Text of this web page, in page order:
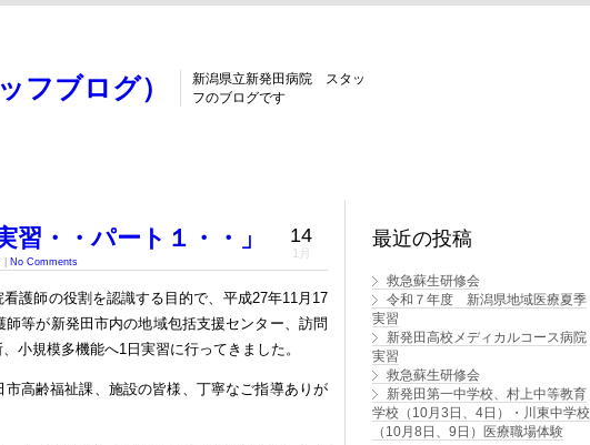
フブログ）
新潟県立新発田病院 スタッ
フのブログです
14
1月
習・・パート１・・」
No Comments
護師の役割を認識する目的で、平成27年11月17
師等が新発田市内の地域包括支援センター、訪問
小規模多機能へ1日実習に行ってきました。
高齢福祉課、施設の皆様、丁寧なご指導ありが
最近の投稿
救急蘇生研修会
令和７年度 新潟県地域医療夏季
実習
新発田高校メディカルコース病院
実習
救急蘇生研修会
新発田第一中学校、村上中等教育
学校（10月3日、4日）・川東中学校
（10月8日、9日）医療職場体験